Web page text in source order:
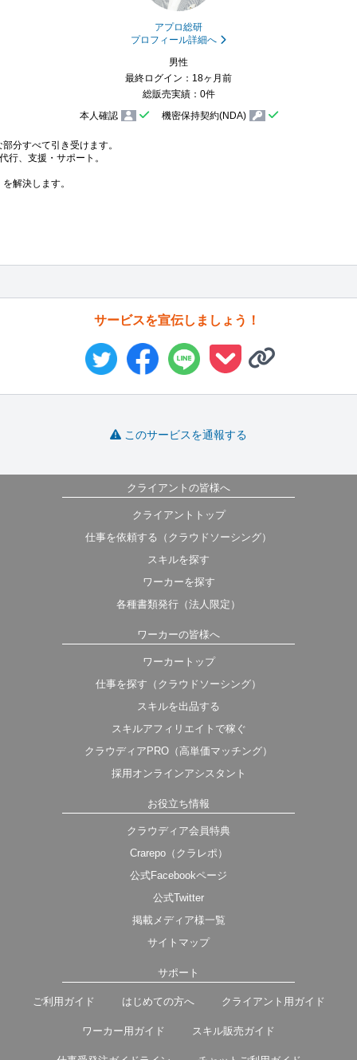
アプロ総研
プロフィール詳細へ
男性
最終ログイン：18ヶ月前
総販売実績：0件
本人確認
機密保持契約(NDA)
分すべて引き受けます。
行、支援・サポート。
解決します。
サービスを宣伝しましょう！
このサービスを通報する
クライアントの皆様へ
クライアントトップ
仕事を依頼する（クラウドソーシング）
スキルを探す
ワーカーを探す
各種書類発行（法人限定）
ワーカーの皆様へ
ワーカートップ
仕事を探す（クラウドソーシング）
スキルを出品する
スキルアフィリエイトで稼ぐ
クラウディアPRO（高単価マッチング）
採用オンラインアシスタント
お役立ち情報
クラウディア会員特典
Crarepo（クラレポ）
公式Facebookページ
公式Twitter
掲載メディア様一覧
サイトマップ
サポート
ご利用ガイド はじめての方へ クライアント用ガイド
ワーカー用ガイド スキル販売ガイド